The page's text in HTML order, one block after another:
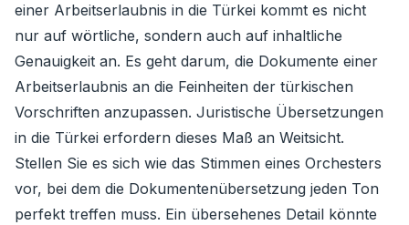
einer Arbeitserlaubnis in die Türkei kommt es nicht
nur auf wörtliche, sondern auch auf inhaltliche
Genauigkeit an. Es geht darum, die Dokumente einer
Arbeitserlaubnis an die Feinheiten der türkischen
Vorschriften anzupassen. Juristische Übersetzungen
in die Türkei erfordern dieses Maß an Weitsicht.
Stellen Sie es sich wie das Stimmen eines Orchesters
vor, bei dem die Dokumentenübersetzung jeden Ton
perfekt treffen muss. Ein übersehenes Detail könnte